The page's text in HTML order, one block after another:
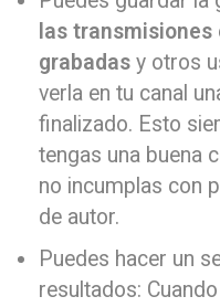
las transmisiones
grabadas y otros
verla en tu canal
finalizado. Esto
tengas una buena
no incumplas con
de autor.
Puedes hacer un
resultados: